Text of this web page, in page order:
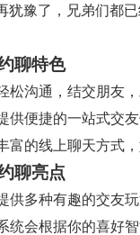
犹豫了，兄弟们都
聊特色
松沟通，结交朋友
供便捷的一站式交
富的线上聊天方式
聊亮点
供多种有趣的交友
统会根据你的喜好